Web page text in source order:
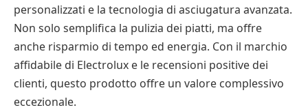
personalizzati e la tecnologia di asciugatura avanzata.
Non solo semplifica la pulizia dei piatti, ma offre
anche risparmio di tempo ed energia. Con il marchio
affidabile di Electrolux e le recensioni positive dei
clienti, questo prodotto offre un valore complessivo
eccezionale.